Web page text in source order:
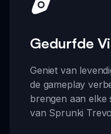
Gedurfde
Geniet van
de gameplay
brengen aan elke
van Sprunki